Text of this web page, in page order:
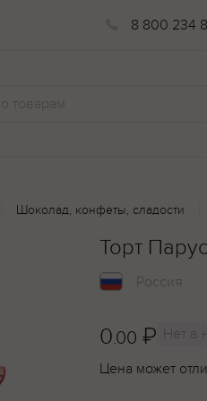
8 800 234
Шоколад, конфеты, сладости
Торт
Россия
0.00 ₽ Нет в
Цена может